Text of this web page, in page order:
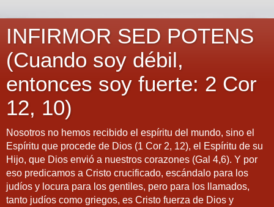
INFIRMOR SED POTENS
(Cuando soy débil,
entonces soy fuerte: 2 Cor
12, 10)
Nosotros no hemos recibido el espíritu del mundo, sino el
Espíritu que procede de Dios (1 Cor 2, 12), el Espíritu de su
Hijo, que Dios envió a nuestros corazones (Gal 4,6). Y por
eso predicamos a Cristo crucificado, escándalo para los
judíos y locura para los gentiles, pero para los llamados,
tanto judíos como griegos, es Cristo fuerza de Dios y